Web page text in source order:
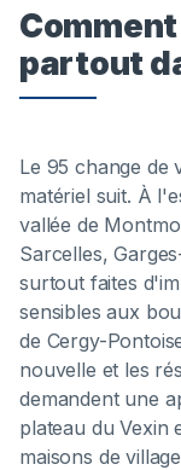
partout
Le 95 change de
matériel suit. À
vallée de
Sarcelles,
surtout faites
sensibles aux
de Cergy-
nouvelle et les
demandent une
plateau du Vexin
maisons de